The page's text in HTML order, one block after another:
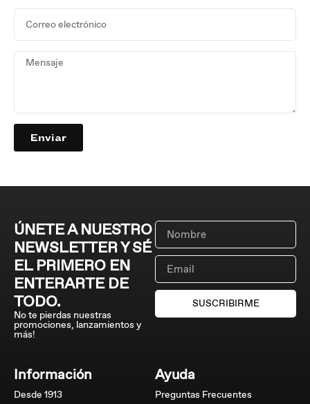
Enviar
ÚNETE A NUESTRO
NEWSLETTER Y SÉ
EL PRIMERO EN
ENTERARTE DE
TODO.
No te pierdas nuestras
promociones, lanzamientos y
más!
SUSCRIBIRME
Información
Desde 1913
Ayuda
Preguntas Frecuentes